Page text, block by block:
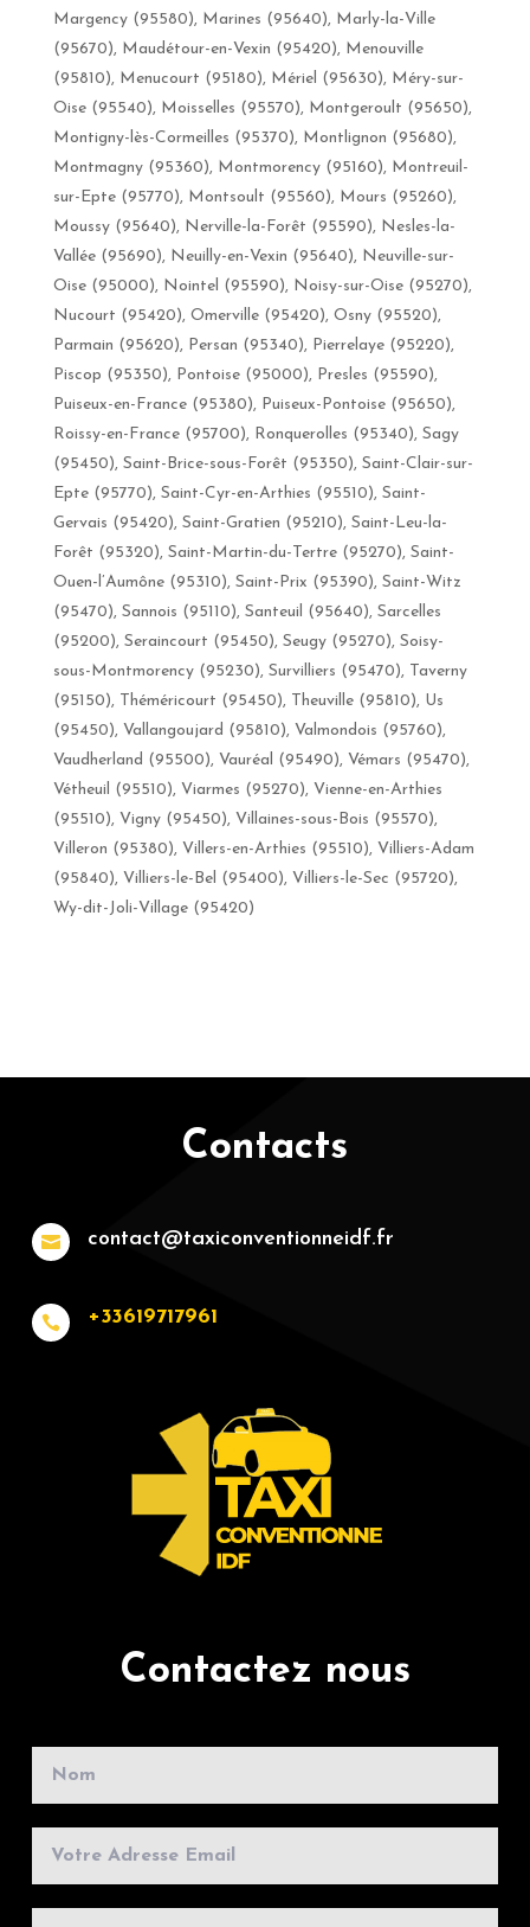
Margency (95580), Marines (95640), Marly-la-Ville
(95670), Maudétour-en-Vexin (95420), Menouville
(95810), Menucourt (95180), Mériel (95630), Méry-sur-
Oise (95540), Moisselles (95570), Montgeroult (95650),
Montigny-lès-Cormeilles (95370), Montlignon (95680),
Montmagny (95360), Montmorency (95160), Montreuil-
sur-Epte (95770), Montsoult (95560), Mours (95260),
Moussy (95640), Nerville-la-Forêt (95590), Nesles-la-
Vallée (95690), Neuilly-en-Vexin (95640), Neuville-sur-
Oise (95000), Nointel (95590), Noisy-sur-Oise (95270),
Nucourt (95420), Omerville (95420), Osny (95520),
Parmain (95620), Persan (95340), Pierrelaye (95220),
Piscop (95350), Pontoise (95000), Presles (95590),
Puiseux-en-France (95380), Puiseux-Pontoise (95650),
Roissy-en-France (95700), Ronquerolles (95340), Sagy
(95450), Saint-Brice-sous-Forêt (95350), Saint-Clair-sur-
Epte (95770), Saint-Cyr-en-Arthies (95510), Saint-
Gervais (95420), Saint-Gratien (95210), Saint-Leu-la-
Forêt (95320), Saint-Martin-du-Tertre (95270), Saint-
Ouen-l’Aumône (95310), Saint-Prix (95390), Saint-Witz
(95470), Sannois (95110), Santeuil (95640), Sarcelles
(95200), Seraincourt (95450), Seugy (95270), Soisy-
sous-Montmorency (95230), Survilliers (95470), Taverny
(95150), Théméricourt (95450), Theuville (95810), Us
(95450), Vallangoujard (95810), Valmondois (95760),
Vaudherland (95500), Vauréal (95490), Vémars (95470),
Vétheuil (95510), Viarmes (95270), Vienne-en-Arthies
(95510), Vigny (95450), Villaines-sous-Bois (95570),
Villeron (95380), Villers-en-Arthies (95510), Villiers-Adam
(95840), Villiers-le-Bel (95400), Villiers-le-Sec (95720),
Wy-dit-Joli-Village (95420)
Contacts
 contact@taxiconventionneidf.fr
 +33619717961
Contactez nous